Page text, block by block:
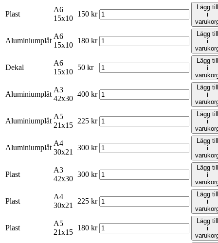
Plast
A6
15x10
150 kr
Lägg till
i
Aluminiumplåt
A6
15x10
180 kr
Lägg till
i
Dekal
A6
15x10
50 kr
Lägg till
i
Aluminiumplåt
A3
42x30
400 kr
Lägg till
i
Aluminiumplåt
A5
21x15
225 kr
Lägg till
i
Aluminiumplåt
A4
30x21
300 kr
Lägg till
i
Plast
A3
42x30
300 kr
Lägg till
i
Plast
A4
30x21
225 kr
Lägg till
i
Plast
A5
21x15
180 kr
Lägg till
i